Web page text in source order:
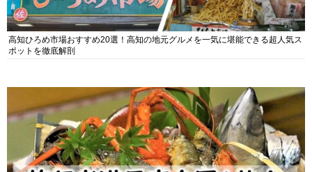
高知ひろめ市場おすすめ20選！高知の地元グルメを一気に堪能できる超人気ス
ポットを徹底解剖